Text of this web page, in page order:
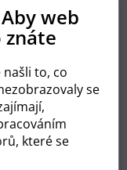
web
to, co
se
které se
když žena
máte sex, pokud se
faktorů, včetně:
je